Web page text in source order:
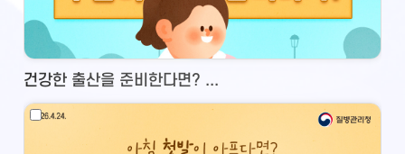
건강한 출산을 준비한다면? ...